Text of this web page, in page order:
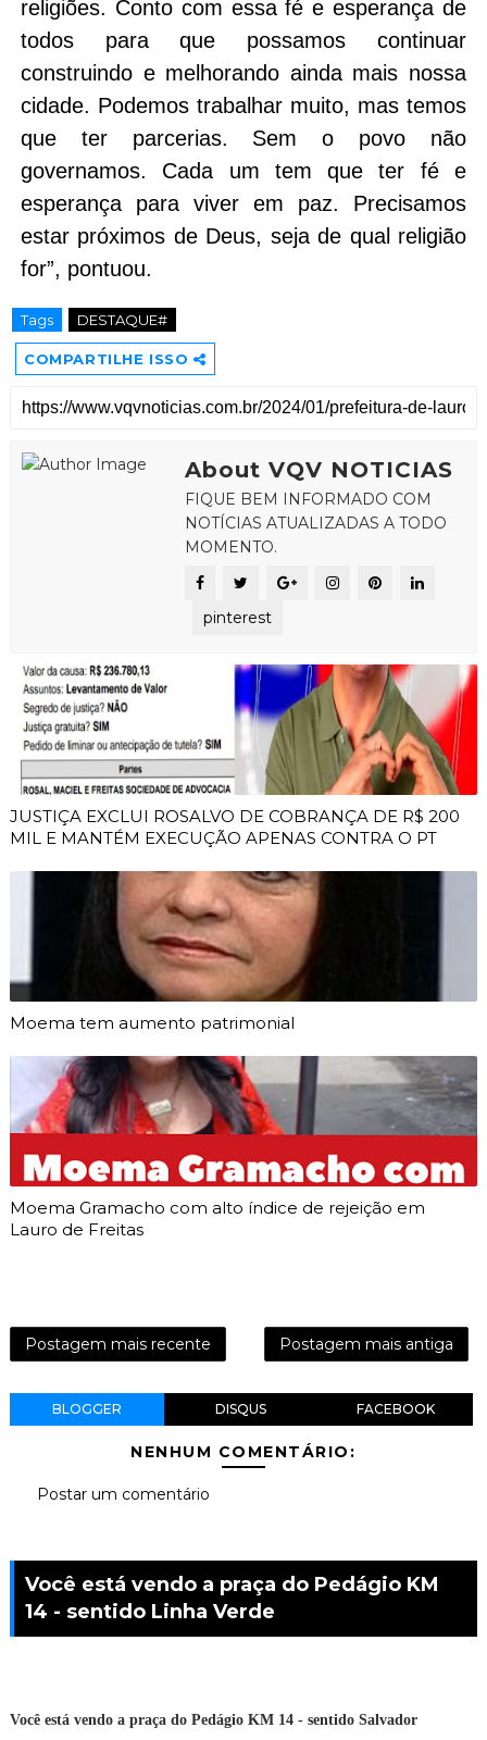
religiões. Conto com essa fé e esperança de
todos para que possamos continuar
construindo e melhorando ainda mais nossa
cidade. Podemos trabalhar muito, mas temos
que ter parcerias. Sem o povo não
governamos. Cada um tem que ter fé e
esperança para viver em paz. Precisamos
estar próximos de Deus, seja de qual religião
for”, pontuou.
Tags DESTAQUE#
COMPARTILHE ISSO
About VQV NOTICIAS
FIQUE BEM INFORMADO COM
NOTÍCIAS ATUALIZADAS A TODO
MOMENTO.
pinterest
JUSTIÇA EXCLUI ROSALVO DE COBRANÇA DE R$ 200
MIL E MANTÉM EXECUÇÃO APENAS CONTRA O PT
Moema tem aumento patrimonial
Moema Gramacho com alto índice de rejeição em
Lauro de Freitas
Postagem mais recente Postagem mais antiga
BLOGGER DISQUS FACEBOOK
NENHUM COMENTÁRIO:
Postar um comentário
Você está vendo a praça do Pedágio KM
14 - sentido Linha Verde
Você está vendo a praça do Pedágio KM 14 - sentido Salvador